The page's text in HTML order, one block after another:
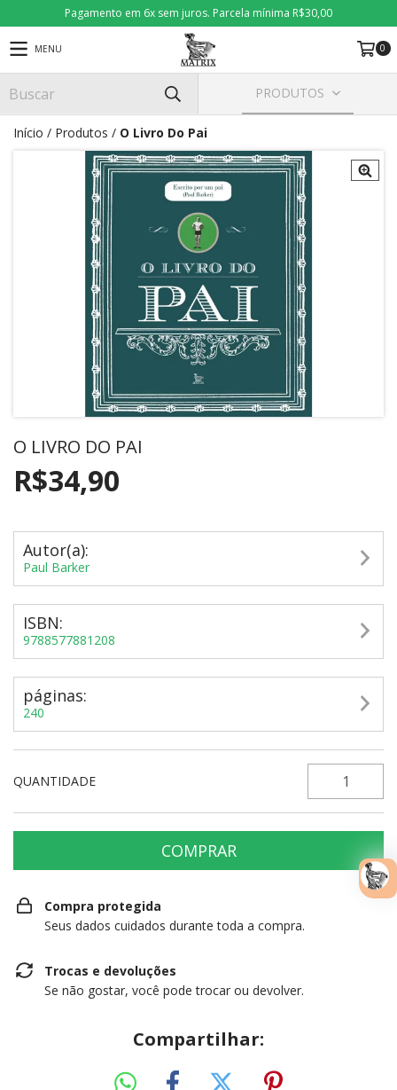
Pagamento em 6x sem juros. Parcela mínima R$30,00
MENU 0
PRODUTOS
Início / Produtos / O Livro Do Pai
O LIVRO DO PAI
R$34,90
Autor(a):
Paul Barker
ISBN:
9788577881208
páginas:
240
QUANTIDADE
Compra protegida
Seus dados cuidados durante toda a compra.
Trocas e devoluções
Se não gostar, você pode trocar ou devolver.
Compartilhar: